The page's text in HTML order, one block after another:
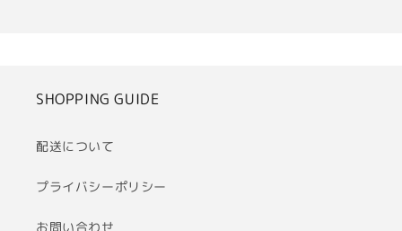
SHOPPING GUIDE
配送について
プライバシーポリシー
お問い合わせ